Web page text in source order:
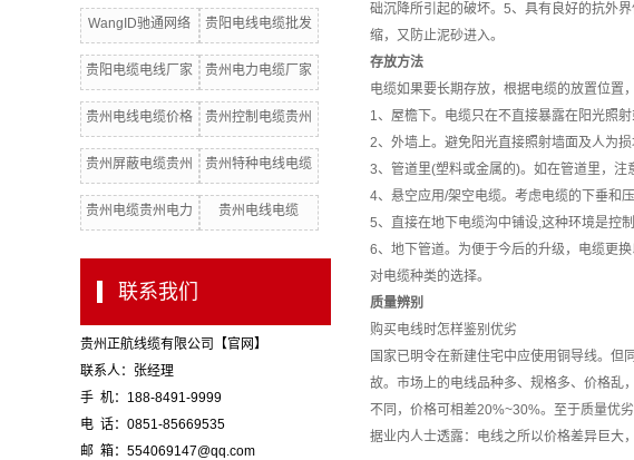
WangID驰通网络
贵阳电线电缆批发
公司贵州矿用电缆
贵阳电缆电线厂家
贵州电线电缆批发
贵州电力电缆厂家
贵州电线电缆价格
贵州控制电缆贵州
电缆厂家
贵州屏蔽电缆贵州
电线电缆品牌
贵州特种电线电缆
贵州电缆贵州电力
贵州电线电缆
联系我们
贵州正航线缆有限公司【官网】
联系人：张经理
手 机：188-8491-9999
电 话：0851-85669535
邮 箱：554069147@qq.com
础沉降所引起的破坏。5、具有良好的抗外
缩，又防止泥砂进入。
存放方法
电缆如果要长期存放，根据电缆的放置位置
1、屋檐下。电缆只在不直接暴露在阳光照
2、外墙上。避免阳光直接照射墙面及人为损
3、管道里(塑料或金属的)。如在管道里，注
4、悬空应用/架空电缆。考虑电缆的下垂和
5、直接在地下电缆沟中铺设,这种环境是控
6、地下管道。为便于今后的升级，电缆更
对电缆种类的选择。
质量辨别
购买电线时怎样鉴别优劣
国家已明令在新建住宅中应使用铜导线。但
故。市场上的电线品种多、规格多、价格乱
不同，价格可相差20%~30%。至于质量优
据业内人士透露：电线之所以价格差异巨大